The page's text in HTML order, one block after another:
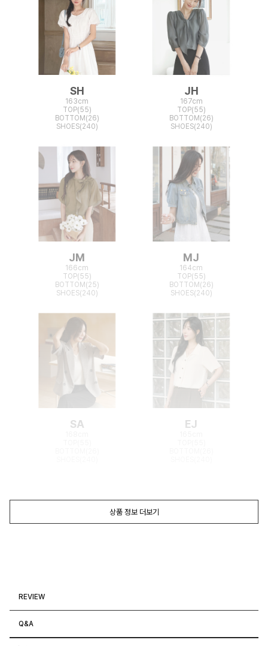
SH
163cm
TOP(55)
BOTTOM(26)
SHOES(240)
JH
167cm
TOP(55)
BOTTOM(26)
SHOES(240)
JM
166cm
TOP(55)
BOTTOM(25)
SHOES(240)
MJ
164cm
TOP(55)
BOTTOM(26)
SHOES(240)
SA EJ
상품 정보 더보기
REVIEW
Q&A